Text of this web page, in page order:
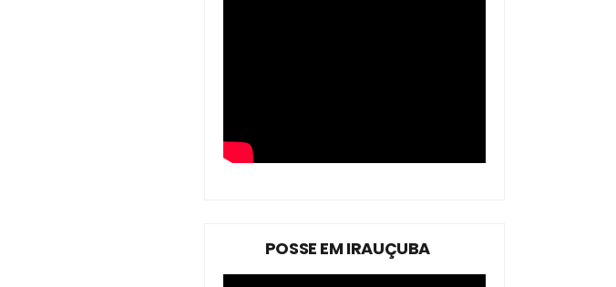
POSSE EM IRAUÇUBA